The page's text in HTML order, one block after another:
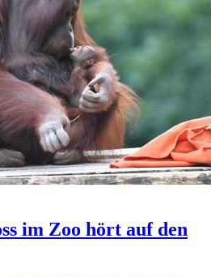
im Zoo hört auf den